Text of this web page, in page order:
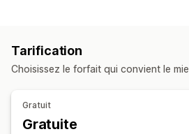
Tarification
Choisissez le forfait qui convient le
Gratuit
Gratuite